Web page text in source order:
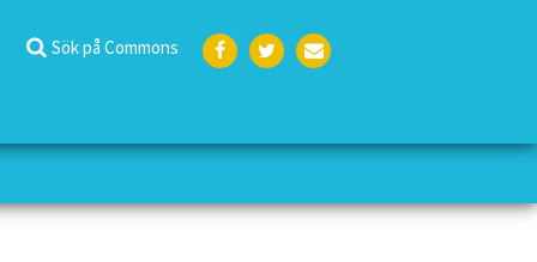
Sök på Commons
k